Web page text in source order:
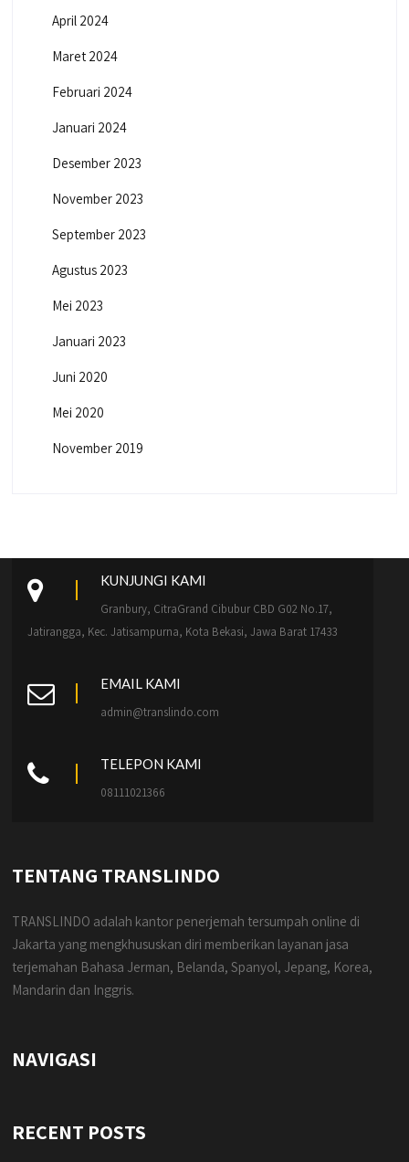
April 2024
Maret 2024
Februari 2024
Januari 2024
Desember 2023
November 2023
September 2023
Agustus 2023
Mei 2023
Januari 2023
Juni 2020
Mei 2020
November 2019
KUNJUNGI KAMI
Granbury, CitraGrand Cibubur CBD G02 No.17,
Jatirangga, Kec. Jatisampurna, Kota Bekasi, Jawa Barat 17433
EMAIL KAMI
admin@translindo.com
TELEPON KAMI
08111021366
TENTANG TRANSLINDO
TRANSLINDO adalah kantor penerjemah tersumpah online di
Jakarta yang mengkhususkan diri memberikan layanan jasa
terjemahan Bahasa Jerman, Belanda, Spanyol, Jepang, Korea,
Mandarin dan Inggris.
NAVIGASI
RECENT POSTS